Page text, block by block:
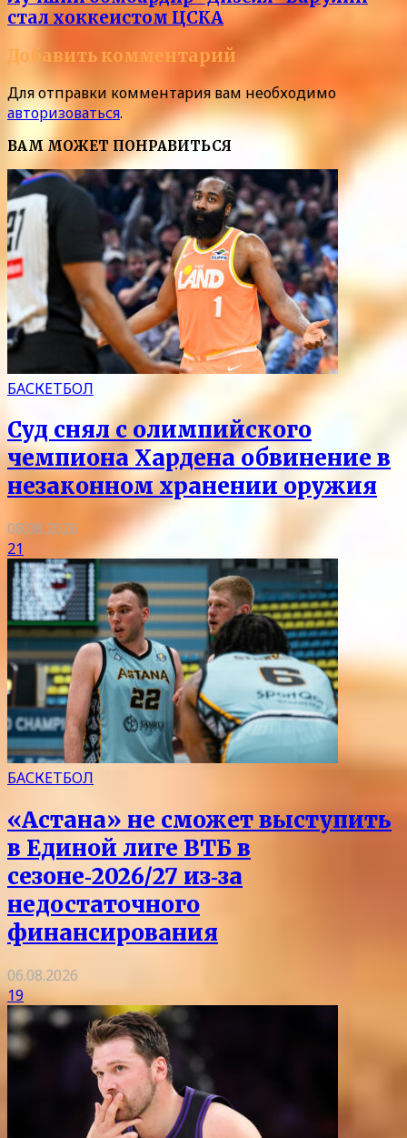
стал хоккеистом ЦСКА
Добавить комментарий
Для отправки комментария вам необходимо
авторизоваться.
ВАМ МОЖЕТ ПОНРАВИТЬСЯ
БАСКЕТБОЛ
Суд снял с олимпийского
чемпиона Хардена обвинение в
незаконном хранении оружия
08.08.2026
21
БАСКЕТБОЛ
«Астана» не сможет выступить
в Единой лиге ВТБ в
сезоне‑2026/27 из‑за
недостаточного
финансирования
06.08.2026
19